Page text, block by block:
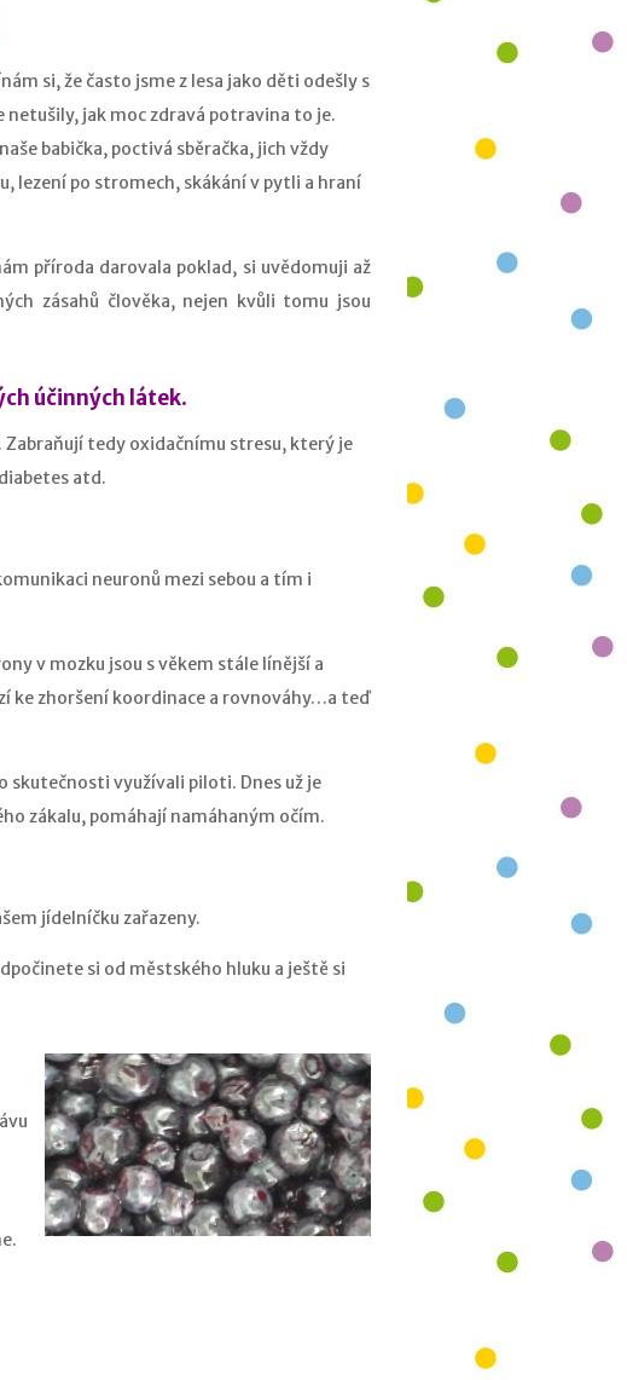
si, že často jsme z lesa jako děti odešly s
netušily, jak moc zdravá potravina to je.
babička, poctivá sběračka, jich vždy
lezení po stromech, skákání v pytli a hraní
příroda darovala poklad, si uvědomuji až
zásahů člověka, nejen kvůli tomu jsou
účinných látek.
tedy oxidačnímu stresu, který je
atd.
neuronů mezi sebou a tím i
v mozku jsou s věkem stále línější a
ke zhoršení koordinace a rovnováhy…a teď
skutečnosti využívali piloti. Dnes už je
zákalu, pomáhají namáhaným očím.
jídelníčku zařazeny.
si od městského hluku a ještě si